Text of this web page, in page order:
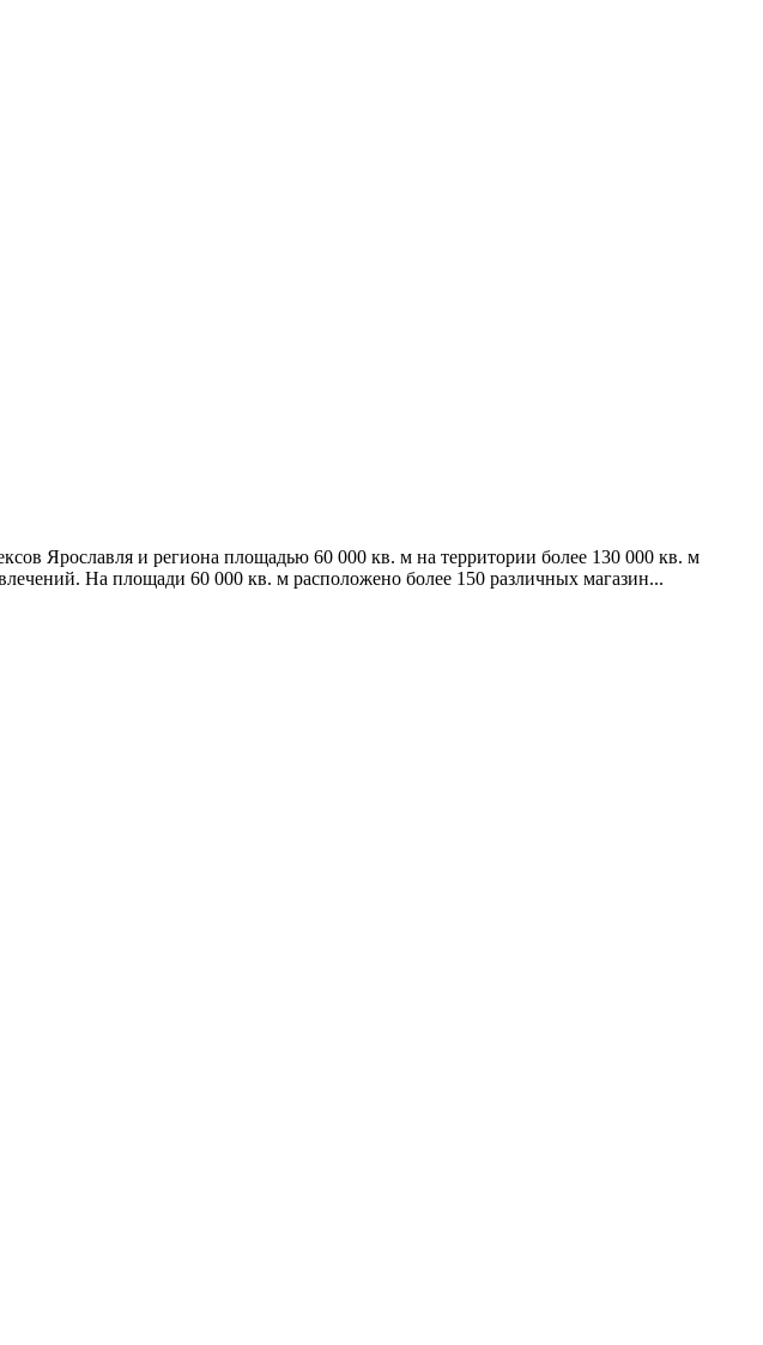
Ярославля и региона площадью 60 000 кв. м на территории более 130 000 кв. м
На площади 60 000 кв. м расположено более 150 различных магазин...